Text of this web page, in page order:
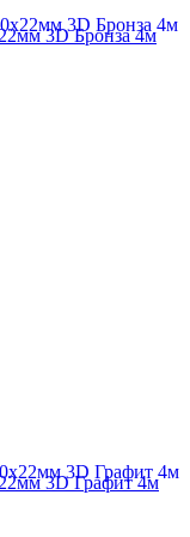
3D Бронза 4м
3D Графит 4м